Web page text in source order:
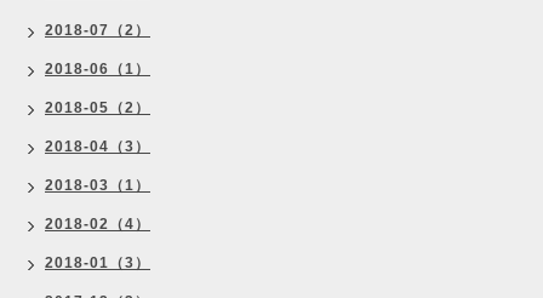
2018-07（2）
2018-06（1）
2018-05（2）
2018-04（3）
2018-03（1）
2018-02（4）
2018-01（3）